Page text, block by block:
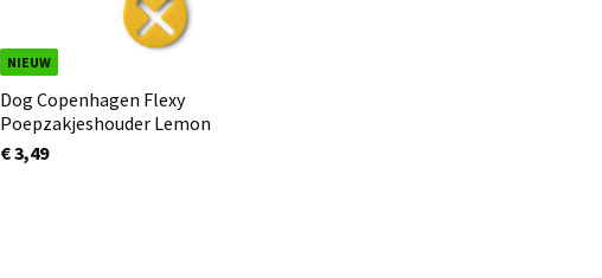
NIEUW
Dog Copenhagen Flexy
Poepzakjeshouder Lemon
€ 3,49